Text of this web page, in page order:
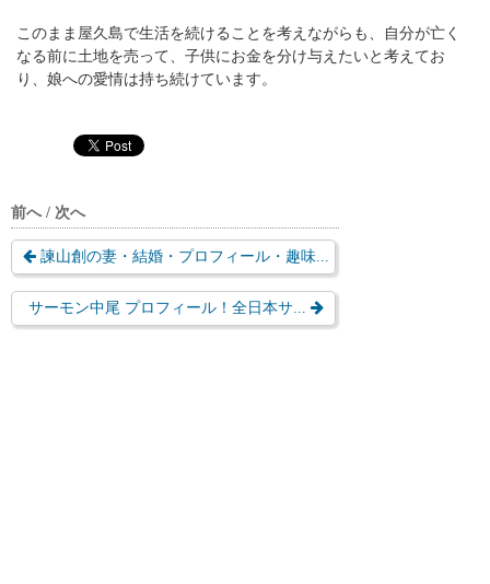
このまま屋久島で生活を続けることを考えながらも、自分が亡く
なる前に土地を売って、子供にお金を分け与えたいと考えてお
り、娘への愛情は持ち続けています。
前へ / 次へ
諫山創の妻・結婚・プロフィール・趣味...
サーモン中尾 プロフィール！全日本サ...